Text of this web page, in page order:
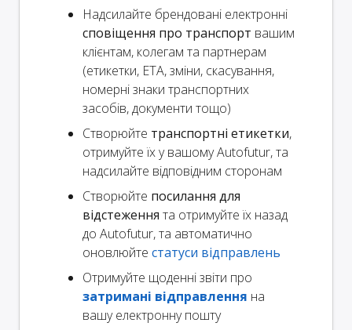
Надсилайте брендовані електронні
сповіщення про транспорт вашим
клієнтам, колегам та партнерам
(етикетки, ETA, зміни, скасування,
номерні знаки транспортних
засобів, документи тощо)
Створюйте транспортні етикетки,
отримуйте їх у вашому Autofutur, та
надсилайте відповідним сторонам
Створюйте посилання для
відстеження та отримуйте їх назад
до Autofutur, та автоматично
оновлюйте статуси відправлень
Отримуйте щоденні звіти про
затримані відправлення на
вашу електронну пошту